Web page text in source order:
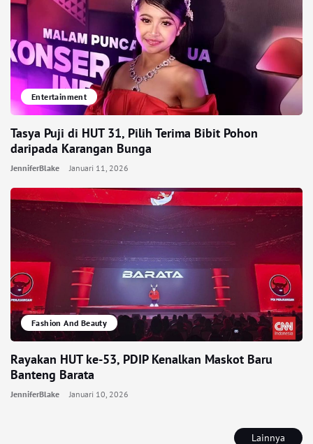
Lainnya
Entertainment
Tasya Puji di HUT 31, Pilih Terima Bibit Pohon
daripada Karangan Bunga
JenniferBlake Januari 11, 2026
Fashion And Beauty
Rayakan HUT ke-53, PDIP Kenalkan Maskot Baru
Banteng Barata
JenniferBlake Januari 10, 2026